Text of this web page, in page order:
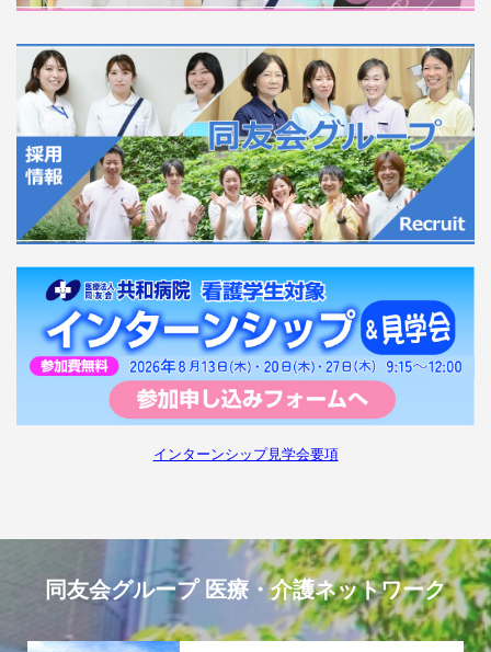
インターンシップ見学会要項
同友会グループ 医療・介護ネットワーク